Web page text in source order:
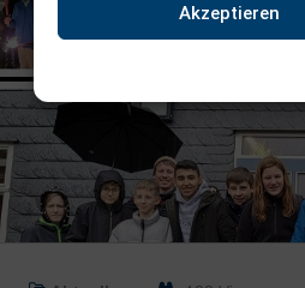
Akzeptieren